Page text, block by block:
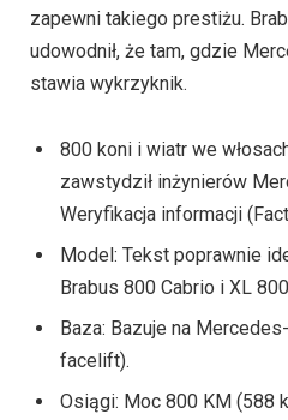
zapewni takiego prestiżu.
udowodnił, że tam, gdzie
stawia wykrzyknik.
800 koni i wiatr we
zawstydził inżynierów
Weryfikacja informacji
Model: Tekst poprawnie
Brabus 800 Cabrio i XL
Baza: Bazuje na
facelift).
Osiągi: Moc 800 KM (588